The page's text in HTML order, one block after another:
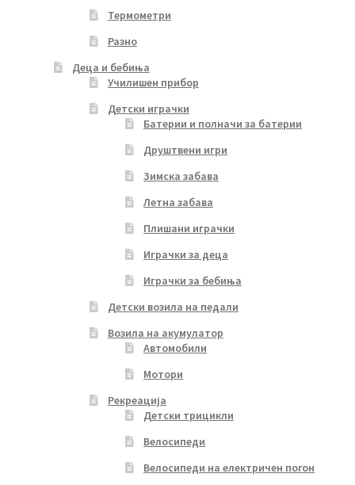
Термометри
Разно
Деца и бебиња
Училишен прибор
Детски играчки
Батерии и полначи за батерии
Друштвени игри
Зимска забава
Летна забава
Плишани играчки
Играчки за деца
Играчки за бебиња
Детски возила на педали
Возила на акумулатор
Автомобили
Мотори
Рекреација
Детски трицикли
Велосипеди
Велосипеди на електричен погон